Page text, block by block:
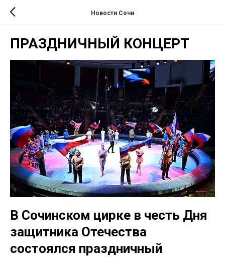
Новости Сочи
ПРАЗДНИЧНЫЙ КОНЦЕРТ
В Сочинском цирке в честь Дня
защитника Отечества
состоялся праздничный